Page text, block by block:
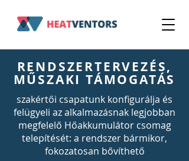
RENDSZERTERVEZÉS,
MŰSZAKI TÁMOGATÁS
szakértői csapatunk konfigurálja és
felügyeli az alkalmazásnak legjobban
megfelelő Hőakkumulátor csomag
telepítését: a rendszer bármikor,
fokozatosan bővíthető